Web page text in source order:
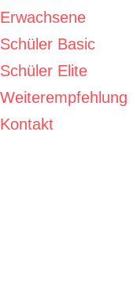
Erwachsene
Schüler Basic
Schüler Elite
Weiterempfehlung
Kontakt